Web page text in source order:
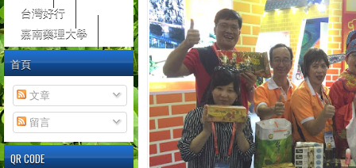
台灣好行
嘉南藥理大學
首頁
文章
留言
QR CODE